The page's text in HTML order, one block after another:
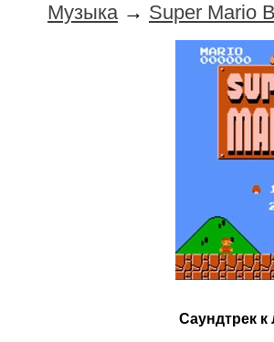
Музыка→ Super Mario
Саундтрек